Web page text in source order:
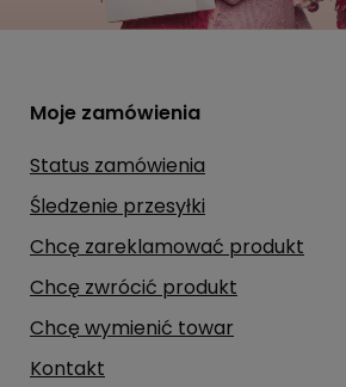
Moje zamówienia
Status zamówienia
Śledzenie przesyłki
Chcę zareklamować produkt
Chcę zwrócić produkt
Chcę wymienić towar
Kontakt